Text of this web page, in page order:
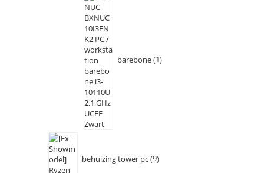
barebone 1
behuizing tower pc 9